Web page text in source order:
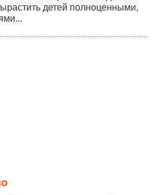
детей полноценными,